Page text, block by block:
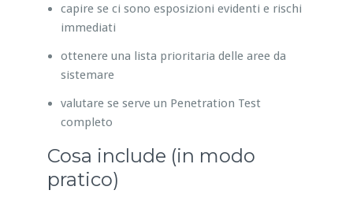
capire se ci sono esposizioni evidenti e rischi
immediati
ottenere una lista prioritaria delle aree da
sistemare
valutare se serve un Penetration Test
completo
Cosa include (in modo
pratico)